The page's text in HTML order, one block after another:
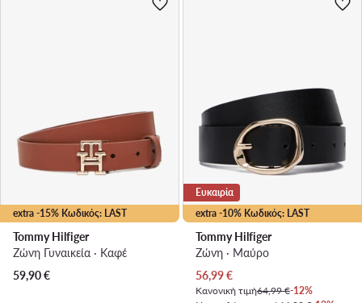
extra -15% Κωδικός: LAST
Tommy Hilfiger
Ζώνη Γυναικεία · Καφέ
59,90€
extra -10% Κωδικός: LAST
Ευκαιρία
Tommy Hilfiger
Ζώνη · Μαύρο
Τρέχουσα τιμή
56,99€
Κανονική τιμή64,99 €-12%